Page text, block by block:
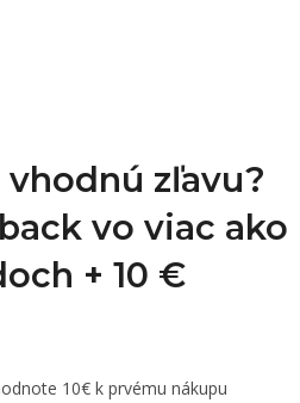
zľavu?
vo viac ako
+ 10 €
10€ k prvému nákupu